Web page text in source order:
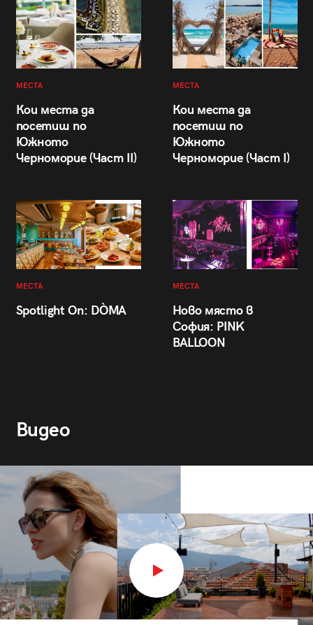
МЕСТА
Кои места да
посетиш по
Южното
Черноморие (Част II)
МЕСТА
Кои места да
посетиш по
Южното
Черноморие (Част I)
МЕСТА
Spotlight On: DÒMA
МЕСТА
Ново място в
София: PINK
BALLOON
Видео